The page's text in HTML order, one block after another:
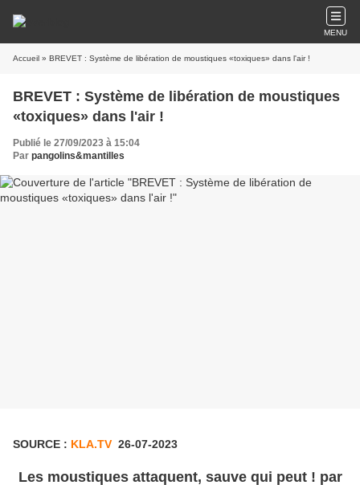
MENU
Accueil » BREVET : Système de libération de moustiques «toxiques» dans l'air !
BREVET : Système de libération de moustiques
«toxiques» dans l'air !
Publié le 27/09/2023 à 15:04
Par pangolins&mantilles
SOURCE : KLA.TV 26-07-2023
Les moustiques attaquent, sauve qui peut ! par